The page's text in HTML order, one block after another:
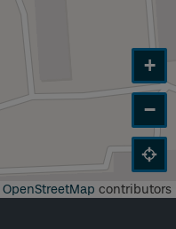
+
−
OpenStreetMap contributors